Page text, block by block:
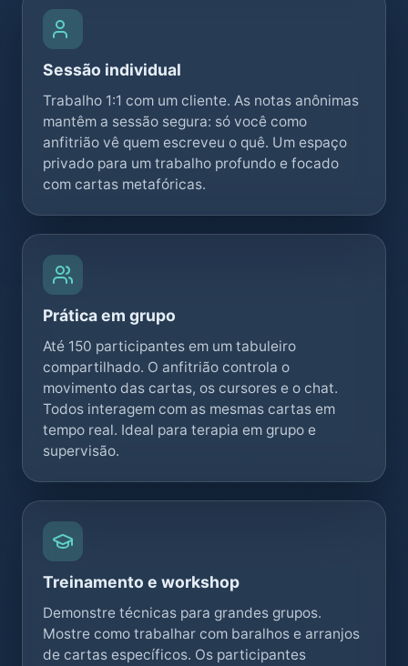
Sessão individual
Trabalho 1:1 com um cliente. As notas anônimas
mantêm a sessão segura: só você como
anfitrião vê quem escreveu o quê. Um espaço
privado para um trabalho profundo e focado
com cartas metafóricas.
Prática em grupo
Até 150 participantes em um tabuleiro
compartilhado. O anfitrião controla o
movimento das cartas, os cursores e o chat.
Todos interagem com as mesmas cartas em
tempo real. Ideal para terapia em grupo e
supervisão.
Treinamento e workshop
Demonstre técnicas para grandes grupos.
Mostre como trabalhar com baralhos e arranjos
de cartas específicos. Os participantes